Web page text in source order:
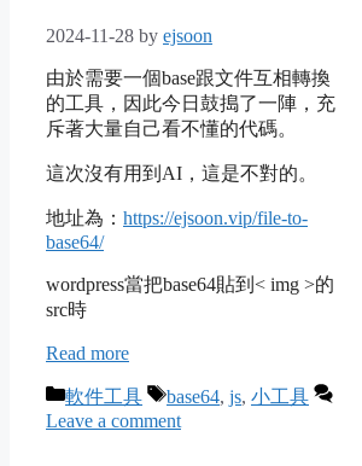
2024-11-28 by ejsoon
由於需要一個base跟文件互相轉換
的工具，因此今日鼓搗了一陣，充
斥著大量自己看不懂的代碼。
這次沒有用到AI，這是不對的。
地址為： https://ejsoon.vip/file-to-
base64/
wordpress當把base64貼到< img >的
src時
Read more
Categories
軟件工具 Tags
base64, js, 小工具
Leave a comment